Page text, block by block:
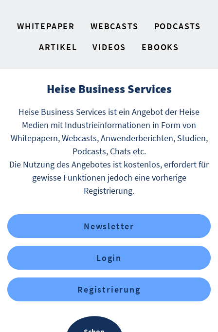
WHITEPAPER WEBCASTS
PODCASTS
ARTIKEL
VIDEOS EBOOKS
Heise Business Services
Heise Business Services ist ein Angebot der Heise
Medien mit Industrieinformationen in Form von
Whitepapern, Webcasts, Anwenderberichten, Studien,
Podcasts, Chats etc.
Die Nutzung des Angebotes ist kostenlos, erfordert für
gewisse Funktionen jedoch eine vorherige
Registrierung.
Newsletter
Login
Registrierung